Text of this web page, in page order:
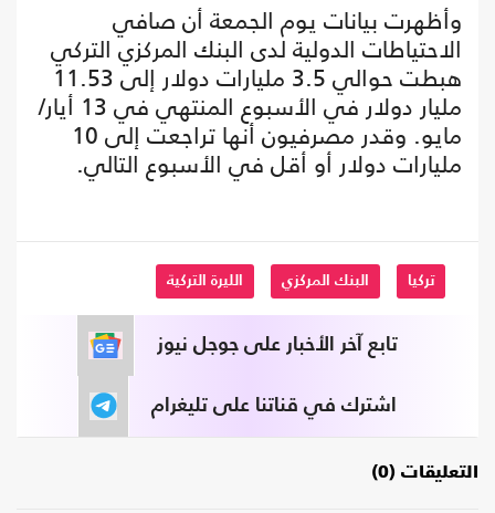
وأظهرت بيانات يوم الجمعة أن صافي
الاحتياطات الدولية لدى البنك المركزي التركي
هبطت حوالي 3.5 مليارات دولار إلى 11.53
مليار دولار في الأسبوع المنتهي في 13 أيار/
مايو. وقدر مصرفيون أنها تراجعت إلى 10
مليارات دولار أو أقل في الأسبوع التالي.
تركيا البنك المركزي الليرة التركية
تابع آخر الأخبار على جوجل نيوز
اشترك في قناتنا على تليغرام
التعليقات (0)